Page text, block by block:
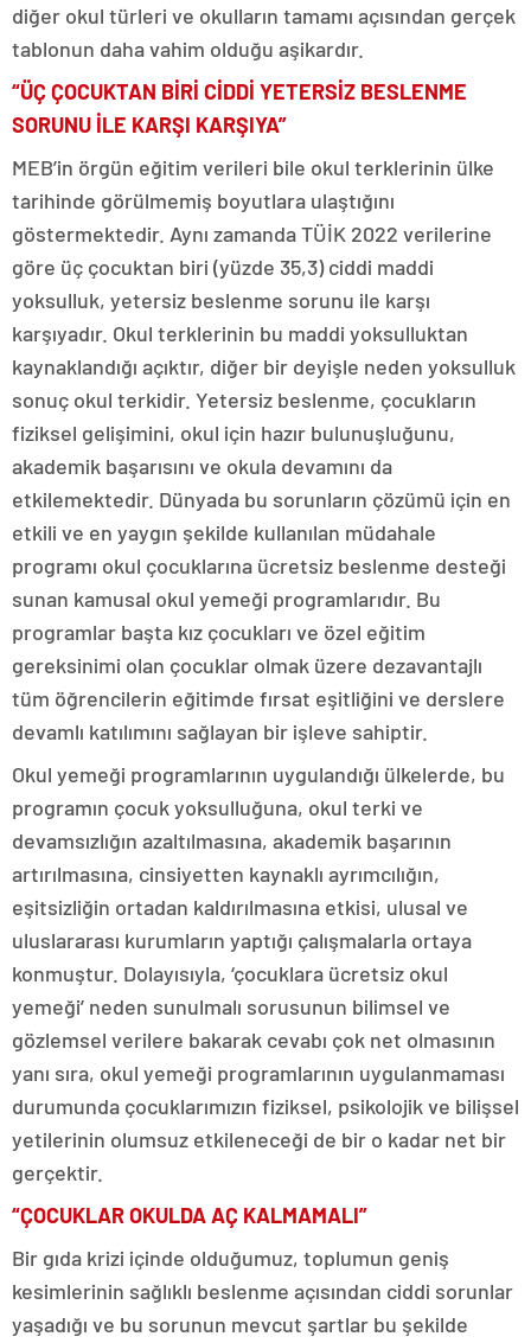
diğer okul türleri ve okulların tamamı açısından gerçek
tablonun daha vahim olduğu aşikardır.
“ÜÇ ÇOCUKTAN BİRİ CİDDİ YETERSİZ BESLENME
SORUNU İLE KARŞI KARŞIYA”
MEB’in örgün eğitim verileri bile okul terklerinin ülke
tarihinde görülmemiş boyutlara ulaştığını
göstermektedir. Aynı zamanda TÜİK 2022 verilerine
göre üç çocuktan biri (yüzde 35,3) ciddi maddi
yoksulluk, yetersiz beslenme sorunu ile karşı
karşıyadır. Okul terklerinin bu maddi yoksulluktan
kaynaklandığı açıktır, diğer bir deyişle neden yoksulluk
sonuç okul terkidir. Yetersiz beslenme, çocukların
fiziksel gelişimini, okul için hazır bulunuşluğunu,
akademik başarısını ve okula devamını da
etkilemektedir. Dünyada bu sorunların çözümü için en
etkili ve en yaygın şekilde kullanılan müdahale
programı okul çocuklarına ücretsiz beslenme desteği
sunan kamusal okul yemeği programlarıdır. Bu
programlar başta kız çocukları ve özel eğitim
gereksinimi olan çocuklar olmak üzere dezavantajlı
tüm öğrencilerin eğitimde fırsat eşitliğini ve derslere
devamlı katılımını sağlayan bir işleve sahiptir.
Okul yemeği programlarının uygulandığı ülkelerde, bu
programın çocuk yoksulluğuna, okul terki ve
devamsızlığın azaltılmasına, akademik başarının
artırılmasına, cinsiyetten kaynaklı ayrımcılığın,
eşitsizliğin ortadan kaldırılmasına etkisi, ulusal ve
uluslararası kurumların yaptığı çalışmalarla ortaya
konmuştur. Dolayısıyla, ‘çocuklara ücretsiz okul
yemeği’ neden sunulmalı sorusunun bilimsel ve
gözlemsel verilere bakarak cevabı çok net olmasının
yanı sıra, okul yemeği programlarının uygulanmaması
durumunda çocuklarımızın fiziksel, psikolojik ve bilişsel
yetilerinin olumsuz etkileneceği de bir o kadar net bir
gerçektir.
“ÇOCUKLAR OKULDA AÇ KALMAMALI”
Bir gıda krizi içinde olduğumuz, toplumun geniş
kesimlerinin sağlıklı beslenme açısından ciddi sorunlar
yaşadığı ve bu sorunun mevcut şartlar bu şekilde